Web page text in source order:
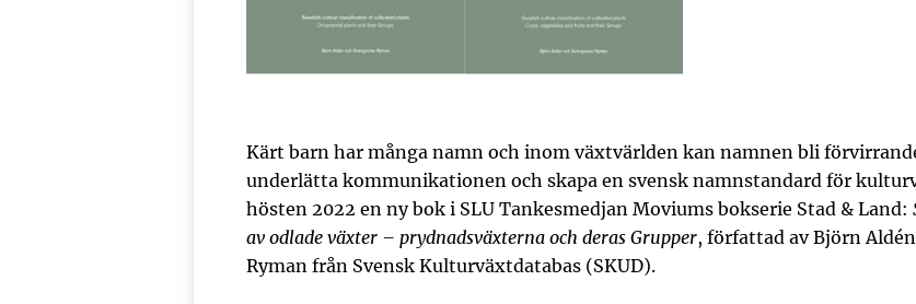
Kärt barn har många namn och inom växtvärlden kan namnen bli
underlätta kommunikationen och skapa en svensk namnstandard för
hösten 2022 en ny bok i SLU Tankesmedjan Moviums bokserie Stad & Land:
av odlade växter – prydnadsväxterna och deras Grupper, författad av Björn
Ryman från Svensk Kulturväxtdatabas (SKUD).